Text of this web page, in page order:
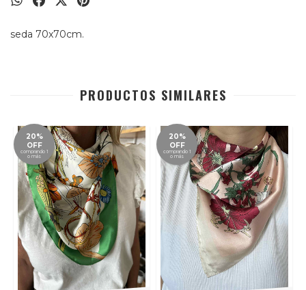
seda 70x70cm.
PRODUCTOS SIMILARES
20%
OFF
comprando 1
o más
20%
OFF
comprando 1
o más